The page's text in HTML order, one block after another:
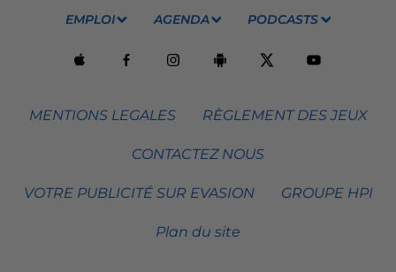
EMPLOI AGENDA PODCASTS
MENTIONS LEGALES RÈGLEMENT DES JEUX
CONTACTEZ NOUS
VOTRE PUBLICITÉ SUR EVASION GROUPE HPI
Plan du site